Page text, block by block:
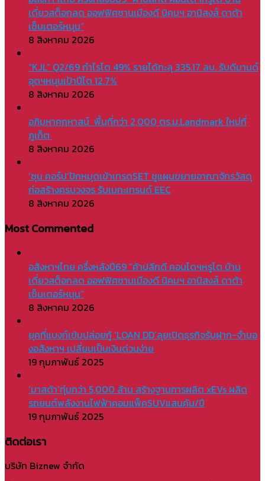
เดี่ยวสต็อกลด ออฟฟิศชานเมืองดี นิคมฯ อานิสงส์ ดาต้า
เซ็นเตอร์หนุน”
8 สิงหาคม 2026
“KJL” Q2/69 กำไรโต 49% รายได้ทะลุ 335.17 ลบ. รับดีมานด์
อุตฯหนุนเป้าปีโต 12.7%
8 สิงหาคม 2026
อภิมหาคฤหาสน์ พื้นที่กว่า 2,000 ตร.ม.Landmark ใหม่ที่
ภูเก็ต
8 สิงหาคม 2026
‘ซุน คอร์ป’ปักหมุดเข้าเทรดSET ชูแผนขยายอาณาจักรวัสดุ
ก่อสร้างครบวงจร รับเมกะเทรนด์ EEC
8 สิงหาคม 2026
Most Commented
อสังหาฯไทย ครึ่งหลังปี69 “ค้าปลีกดี คอนโดฯหรูโต บ้าน
เดี่ยวสต็อกลด ออฟฟิศชานเมืองดี นิคมฯ อานิสงส์ ดาต้า
เซ็นเตอร์หนุน”
8 สิงหาคม 2026
ยุคที่แบงก์เข้มปล่อยกู้ ‘LOAN DD’ลุยเปิดธุรกิจรับฝาก-จำนอ
งอสังหาฯ เปลี่ยนเป็นเงินด่วนง่าย
19 กุมภาพันธ์ 2025
‘มาสด้า’ทุ่มกว่า 5,000 ล้าน สร้างฐานการผลิต xEVs ผลิต
รถยนต์พลังงานไฟฟ้าคอมแพ็คSUVแสนคัน/ปี
19 กุมภาพันธ์ 2025
ติดต่อเรา
บริษัท Biznew จำกัด